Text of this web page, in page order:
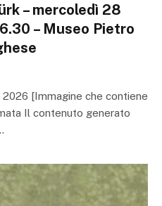
– mercoledì 28
– Museo Pietro
2026 [Immagine che contiene
Il contenuto generato